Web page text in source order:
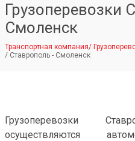
Грузоперевозки
Смоленск
Транспортная компания/
/ Ставрополь - Смоленск
Грузоперевозки
осуществляются